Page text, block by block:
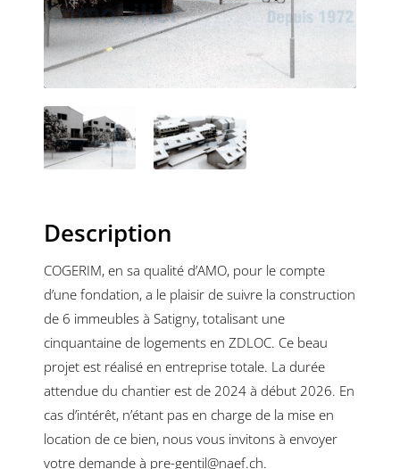
Description
COGERIM, en sa qualité d’AMO, pour le compte
d’une fondation, a le plaisir de suivre la construction
de 6 immeubles à Satigny, totalisant une
cinquantaine de logements en ZDLOC. Ce beau
projet est réalisé en entreprise totale. La durée
attendue du chantier est de 2024 à début 2026. En
cas d’intérêt, n’étant pas en charge de la mise en
location de ce bien, nous vous invitons à envoyer
votre demande à pre-gentil@naef.ch.